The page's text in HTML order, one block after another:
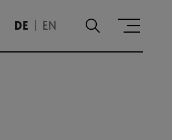
DE EN